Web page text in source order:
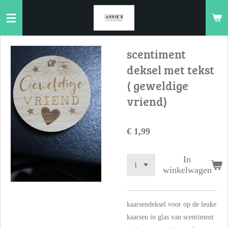
direct
naar
hoofdinhoud
scentiment
deksel met tekst
( geweldige
vriend)
€ 1,99
In
winkelwagen
kaarsendeksel voor op de leuke
kaarsen in glas van scentiment